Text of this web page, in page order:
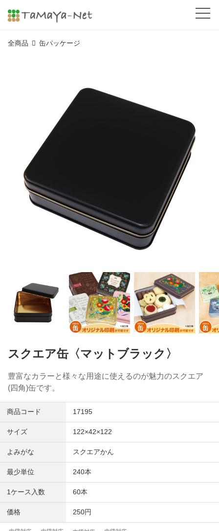
全商品 缶パッケージ
スクエア缶〈マットブラック〉
豊富なカラーと様々な用途に使えるのが魅力のスクエア
(四角)缶です。
商品コード 17195
サイズ 122×42×122
よみがな スクエアかん
最少単位 240本
1ケース入数 60本
価格 250円